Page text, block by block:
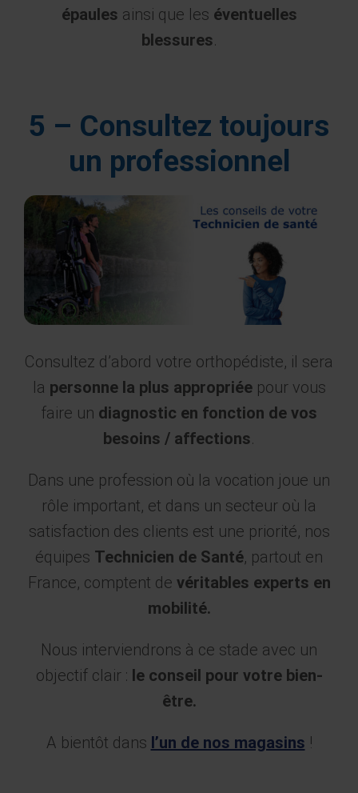
épaules ainsi que les éventuelles
blessures.
5 – Consultez toujours
un professionnel
Consultez d’abord votre orthopédiste, il sera
la personne la plus appropriéepour vous
faire un diagnostic en fonction de vos
besoins / affections.
Dans une profession où la vocation joue un
rôle important, et dans un secteur où la
satisfaction des clients est une priorité, nos
équipes Technicien de Santé, partout en
France, comptent de véritables experts en
mobilité.
Nous interviendrons à ce stade avec un
objectif clair : le conseil pour votre bien-
être.
A bientôt dans l’un de nos magasins !